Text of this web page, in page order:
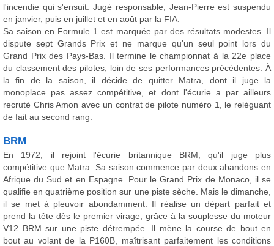
l'incendie qui s'ensuit. Jugé responsable, Jean-Pierre est suspendu
en janvier, puis en juillet et en août par la FIA.
Sa saison en Formule 1 est marquée par des résultats modestes. Il
dispute sept Grands Prix et ne marque qu'un seul point lors du
Grand Prix des Pays-Bas. Il termine le championnat à la 22e place
du classement des pilotes, loin de ses performances précédentes. À
la fin de la saison, il décide de quitter Matra, dont il juge la
monoplace pas assez compétitive, et dont l'écurie a par ailleurs
recruté Chris Amon avec un contrat de pilote numéro 1, le reléguant
de fait au second rang.
BRM
En 1972, il rejoint l'écurie britannique BRM, qu'il juge plus
compétitive que Matra. Sa saison commence par deux abandons en
Afrique du Sud et en Espagne. Pour le Grand Prix de Monaco, il se
qualifie en quatrième position sur une piste sèche. Mais le dimanche,
il se met à pleuvoir abondamment. Il réalise un départ parfait et
prend la tête dès le premier virage, grâce à la souplesse du moteur
V12 BRM sur une piste détrempée. Il mène la course de bout en
bout au volant de la P160B, maîtrisant parfaitement les conditions